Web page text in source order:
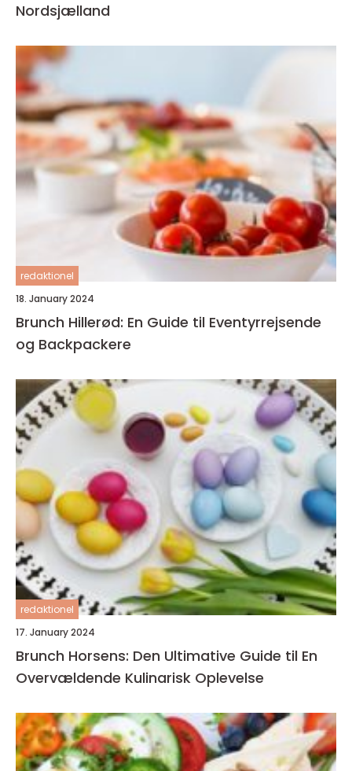
Nordsjælland
redaktionel
18. January 2024
Brunch Hillerød: En Guide til Eventyrrejsende
og Backpackere
redaktionel
17. January 2024
Brunch Horsens: Den Ultimative Guide til En
Overvældende Kulinarisk Oplevelse